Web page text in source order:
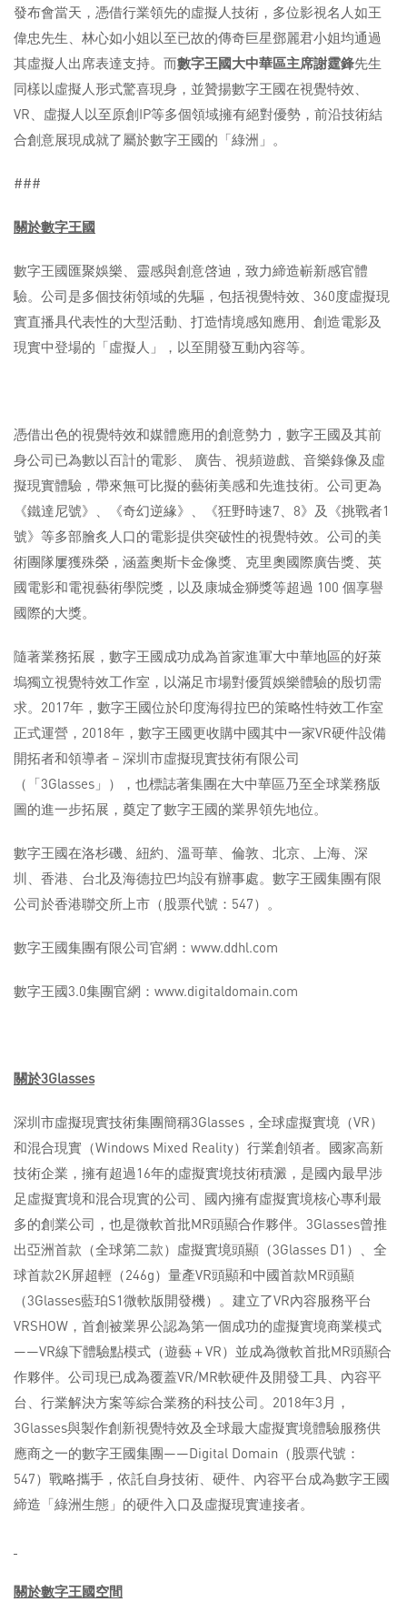
發布會當天，憑借行業領先的虛擬人技術，多位影視名人如王
偉忠先生、林心如小姐以至已故的傳奇巨星鄧麗君小姐均通過
其虛擬人出席表達支持。而數字王國大中華區主席謝霆鋒先生
同樣以虛擬人形式驚喜現身，並贊揚數字王國在視覺特效、
VR、虛擬人以至原創IP等多個領域擁有絕對優勢，前沿技術結
合創意展現成就了屬於數字王國的「綠洲」。
###
關於數字王國
數字王國匯聚娛樂、靈感與創意啓迪，致力締造嶄新感官體
驗。公司是多個技術領域的先驅，包括視覺特效、360度虛擬現
實直播具代表性的大型活動、打造情境感知應用、創造電影及
現實中登場的「虛擬人」，以至開發互動內容等。
憑借出色的視覺特效和媒體應用的創意勢力，數字王國及其前
身公司已為數以百計的電影、 廣告、視頻遊戲、音樂錄像及虛
擬現實體驗，帶來無可比擬的藝術美感和先進技術。公司更為
《鐵達尼號》、《奇幻逆緣》、《狂野時速7、8》及《挑戰者1
號》等多部膾炙人口的電影提供突破性的視覺特效。公司的美
術團隊屢獲殊榮，涵蓋奧斯卡金像獎、克里奧國際廣告獎、英
國電影和電視藝術學院獎，以及康城金獅獎等超過 100 個享譽
國際的大獎。
隨著業務拓展，數字王國成功成為首家進軍大中華地區的好萊
塢獨立視覺特效工作室，以滿足市場對優質娛樂體驗的殷切需
求。2017年，數字王國位於印度海得拉巴的策略性特效工作室
正式運營，2018年，數字王國更收購中國其中一家VR硬件設備
開拓者和領導者－深圳市虛擬現實技術有限公司
（「3Glasses」），也標誌著集團在大中華區乃至全球業務版
圖的進一步拓展，奠定了數字王國的業界領先地位。
數字王國在洛杉磯、紐約、溫哥華、倫敦、北京、上海、深
圳、香港、台北及海德拉巴均設有辦事處。數字王國集團有限
公司於香港聯交所上市（股票代號：547）。
數字王國集團有限公司官網：www.ddhl.com
數字王國3.0集團官網：www.digitaldomain.com
關於3Glasses
深圳市虛擬現實技術集團簡稱3Glasses，全球虛擬實境（VR）
和混合現實（Windows Mixed Reality）行業創領者。國家高新
技術企業，擁有超過16年的虛擬實境技術積澱，是國內最早涉
足虛擬實境和混合現實的公司、國內擁有虛擬實境核心專利最
多的創業公司，也是微軟首批MR頭顯合作夥伴。3Glasses曾推
出亞洲首款（全球第二款）虛擬實境頭顯（3Glasses D1）、全
球首款2K屏超輕（246g）量產VR頭顯和中國首款MR頭顯
（3Glasses藍珀S1微軟版開發機）。建立了VR內容服務平台
VRSHOW，首創被業界公認為第一個成功的虛擬實境商業模式
——VR線下體驗點模式（遊藝＋VR）並成為微軟首批MR頭顯合
作夥伴。公司現已成為覆蓋VR/MR軟硬件及開發工具、內容平
台、行業解決方案等綜合業務的科技公司。2018年3月，
3Glasses與製作創新視覺特效及全球最大虛擬實境體驗服務供
應商之一的數字王國集團——Digital Domain（股票代號：
547）戰略攜手，依託自身技術、硬件、內容平台成為數字王國
締造「綠洲生態」的硬件入口及虛擬現實連接者。
關於數字王國空間